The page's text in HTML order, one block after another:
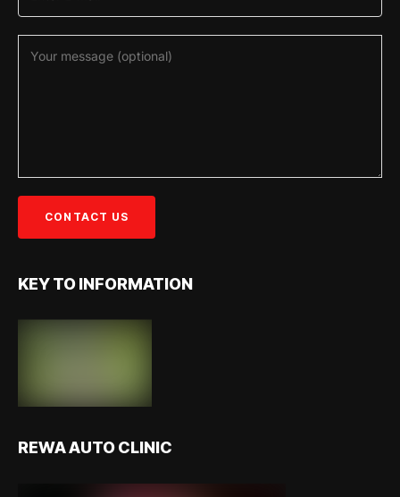
KEY TO INFORMATION
REWA AUTO CLINIC